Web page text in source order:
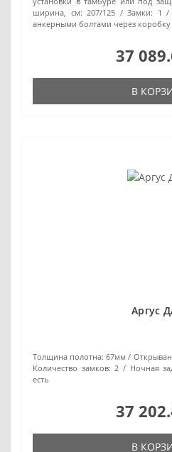
ширина, см: 207/125 Замки: 1
анкерными болтами через коробку
37
В
Аргус
Толщина полотна: 67мм
Количество замков: 2 Ночная
есть
37
В